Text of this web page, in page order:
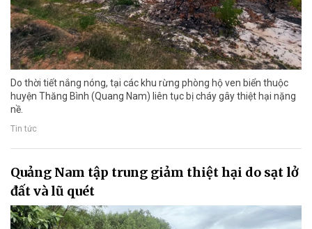
Do thời tiết nắng nóng, tại các khu rừng phòng hộ ven biển thuộc
huyện Thăng Bình (Quang Nam) liên tục bị cháy gây thiệt hại nặng
nề.
Tin tức
Quảng Nam tập trung giảm thiệt hại do sạt lở
đất và lũ quét